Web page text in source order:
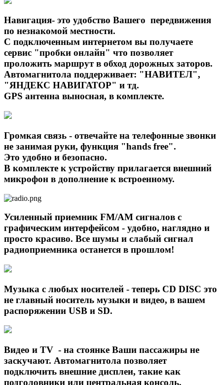
Навигация- это удобство Вашего передвижения
по незнакомой местности.
С подключенным интернетом вы получаете
сервис "пробки онлайн" что позволяет
проложить маршрут в обход дорожных заторов.
Автомагнитола поддерживает: "НАВИТЕЛ",
"ЯНДЕКС НАВИГАТОР" и тд.
GPS антенна выносная, в комплекте.
Громкая связь - отвечайте на телефонные звонки
не занимая руки, функция "hands free".
Это удобно и безопасно.
В комплекте к устройству прилагается внешний
микрофон в дополнение к встроенному.
Усиленный приемник FM/AM сигналов с
графическим интерфейсом - удобно, наглядно и
просто красиво. Все шумы и слабый сигнал
радиоприемника останется в прошлом!
Музыка с любых носителей - теперь CD DISC это
не главный носитель музыки и видео, в вашем
распоряжении USB и SD.
Видео и TV - на стоянке Ваши пассажиры не
заскучают. Автомагнитола позволяет
подключить внешние дисплеи, такие как
подголовники или центральная консоль.